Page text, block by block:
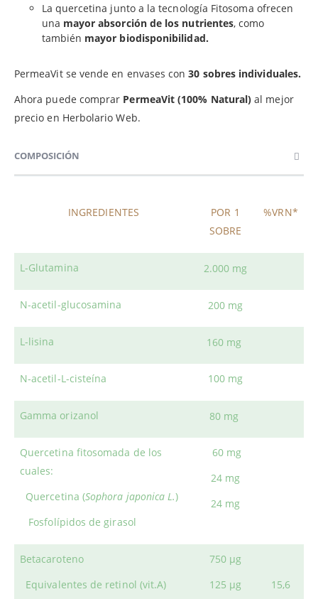
La quercetina junto a la tecnología Fitosoma ofrecen
una mayor absorción de los nutrientes, como
también mayor biodisponibilidad.
PermeaVit se vende en envases con 30 sobres individuales.
Ahora puede comprar PermeaVit (100% Natural) al mejor
precio en Herbolario Web.
COMPOSICIÓN
INGREDIENTES
POR 1
SOBRE
%VRN*
L-Glutamina 2.000 mg
N-acetil-glucosamina 200 mg
L-lisina 160 mg
N-acetil-L-cisteína 100 mg
Gamma orizanol 80 mg
Quercetina fitosomada de los
cuales:
Quercetina (Sophora japonica L.)
Fosfolípidos de girasol
60 mg
24 mg
24 mg
Betacaroteno
Equivalentes de retinol (vit.A)
750 μg
125 μg
15,6